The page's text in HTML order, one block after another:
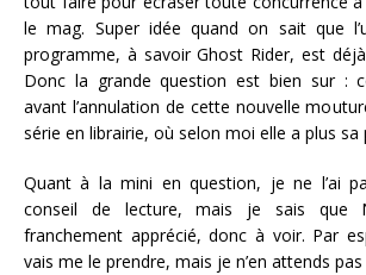
le mag. Super idée quand on sait que
programme, à savoir Ghost Rider, est
Donc la grande question est bien sur :
avant l’annulation de cette nouvelle
série en librairie, où selon moi elle a plus sa
Quant à la mini en question, je ne l’ai
conseil de lecture, mais je sais que
franchement apprécié, donc à voir. Par
vais me le prendre, mais je n’en attends